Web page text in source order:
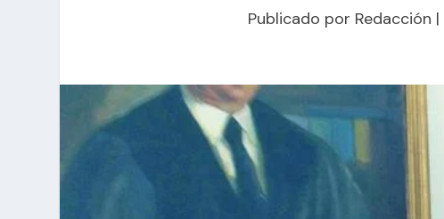
Publicado por Redacción |